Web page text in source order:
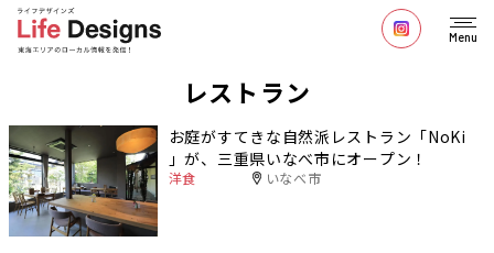
Menu
レストラン
お庭がすてきな自然派レストラン「NoKi
」が、三重県いなべ市にオープン！
洋食 いなべ市